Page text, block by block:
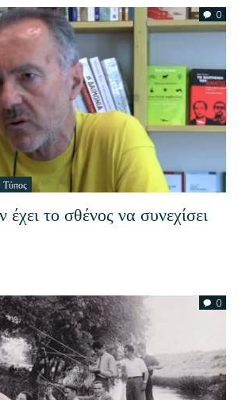
0
Τύπος
το σθένος να συνεχίσει
0